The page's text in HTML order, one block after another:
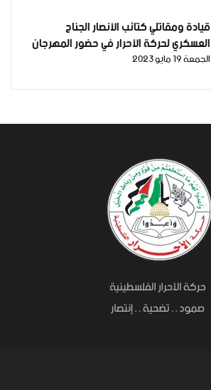
قيادة ومقاتلي كتائب الأنصار الجناح
العسكري لحركة الأحرار في حضور المهرجان
الوطني بعنوان ثأر الأحرار
الجمعة 19 مايو 2023